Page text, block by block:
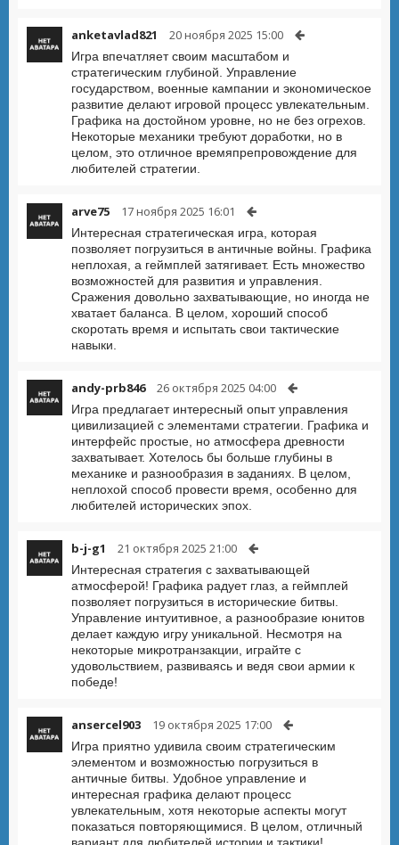
anketavlad821 20 ноября 2025 15:00
Игра впечатляет своим масштабом и
стратегическим глубиной. Управление
государством, военные кампании и экономическое
развитие делают игровой процесс увлекательным.
Графика на достойном уровне, но не без огрехов.
Некоторые механики требуют доработки, но в
целом, это отличное времяпрепровождение для
любителей стратегии.
arve75 17 ноября 2025 16:01
Интересная стратегическая игра, которая
позволяет погрузиться в античные войны. Графика
неплохая, а геймплей затягивает. Есть множество
возможностей для развития и управления.
Сражения довольно захватывающие, но иногда не
хватает баланса. В целом, хороший способ
скоротать время и испытать свои тактические
навыки.
andy-prb846 26 октября 2025 04:00
Игра предлагает интересный опыт управления
цивилизацией с элементами стратегии. Графика и
интерфейс простые, но атмосфера древности
захватывает. Хотелось бы больше глубины в
механике и разнообразия в заданиях. В целом,
неплохой способ провести время, особенно для
любителей исторических эпох.
b-j-g1 21 октября 2025 21:00
Интересная стратегия с захватывающей
атмосферой! Графика радует глаз, а геймплей
позволяет погрузиться в исторические битвы.
Управление интуитивное, а разнообразие юнитов
делает каждую игру уникальной. Несмотря на
некоторые микротранзакции, играйте с
удовольствием, развиваясь и ведя свои армии к
победе!
ansercel903 19 октября 2025 17:00
Игра приятно удивила своим стратегическим
элементом и возможностью погрузиться в
античные битвы. Удобное управление и
интересная графика делают процесс
увлекательным, хотя некоторые аспекты могут
показаться повторяющимися. В целом, отличный
вариант для любителей истории и тактики!